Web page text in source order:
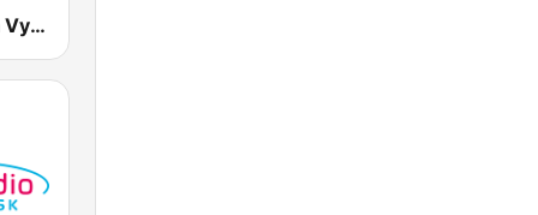
RTVS Regina Vychod